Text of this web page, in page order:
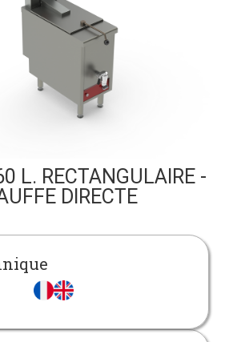
L. RECTANGULAIRE -
DIRECTE